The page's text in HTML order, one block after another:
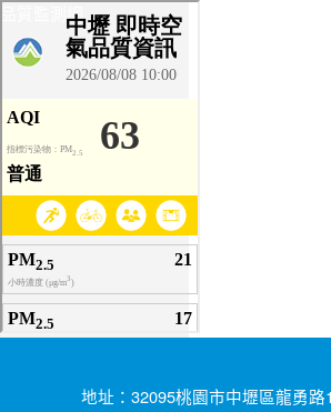
品質監測網
地址：32095桃園市中壢區龍勇